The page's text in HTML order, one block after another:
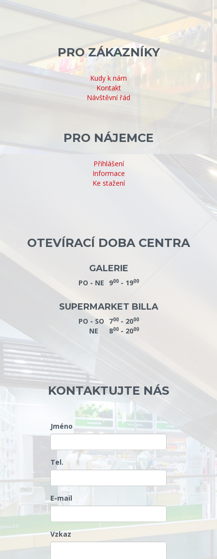
PRO ZÁKAZNÍKY
Kudy k nám
Kontakt
Návštěvní řád
PRO NÁJEMCE
Přihlášení
Informace
Ke stažení
OTEVÍRACÍ DOBA CENTRA
GALERIE
PO - NE 900- 1900
SUPERMARKET BILLA
PO - SO 700- 2000
NE 800- 2000
KONTAKTUJTE NÁS
Jméno
Tel.
E-mail
Vzkaz